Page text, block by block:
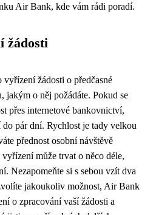
Air Bank, kde vám rádi poradí.
žádosti
žádosti o předčasné
jakým o něj požádáte. Pokud se
přes internetové bankovnictví,
pár dní. Rychlost je tady velkou
přednost osobní návštěvě
může trvat o něco déle,
Nezapomeňte si s sebou vzít dva
jakoukoliv možnost, Air Bank
o zpracování vaší žádosti a